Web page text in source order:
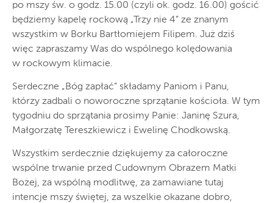
po mszy św. o godz. 15.00 (czyli ok. godz. 16.00) gościć
będziemy kapelę rockową „Trzy nie 4” ze znanym
wszystkim w Borku Bartłomiejem Filipem. Już dziś
więc zapraszamy Was do wspólnego kolędowania
w rockowym klimacie.
Serdeczne „Bóg zapłać” składamy Paniom i Panu,
którzy zadbali o noworoczne sprzątanie kościoła. W tym
tygodniu do sprzątania prosimy Panie: Janinę Szura,
Małgorzatę Tereszkiewicz i Ewelinę Chodkowską.
Wszystkim serdecznie dziękujemy za całoroczne
wspólne trwanie przed Cudownym Obrazem Matki
Bożej, za wspólną modlitwę, za zamawiane tutaj
intencje mszy świętej, za wszelkie okazane dobro,